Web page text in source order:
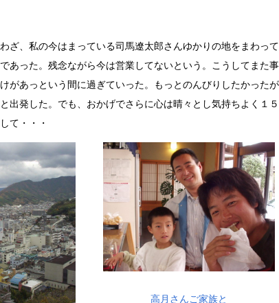
、私の今はまっている司馬遼太郎さんゆかりの地をまわっ
あった。残念ながら今は営業してないという。こうしてまた
があっという間に過ぎていった。もっとのんびりしたかった
出発した。でも、おかげでさらに心は晴々とし気持ちよく１
て・・・
高月さんご家族と